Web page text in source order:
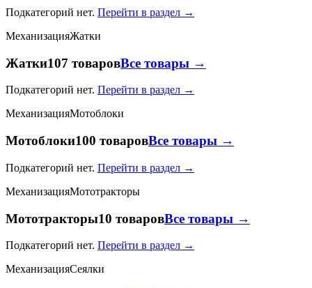
Подкатегорий нет. Перейти в раздел →
МеханизацияЖатки
Жатки107 товаровВсе товары →
Подкатегорий нет. Перейти в раздел →
МеханизацияМотоблоки
Мотоблоки100 товаровВсе товары →
Подкатегорий нет. Перейти в раздел →
МеханизацияМототракторы
Мототракторы10 товаровВсе товары →
Подкатегорий нет. Перейти в раздел →
МеханизацияСеялки